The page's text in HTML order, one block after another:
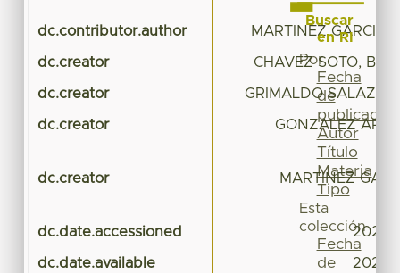
dc.contributor.author MARTINEZ GARCIA,
dc.creator CHAVEZ SOTO,
dc.creator GRIMALDO
dc.creator
GONZALEZ
dc.creator MARTINEZ
dc.date.accessioned 2022-
dc.date.available 2022-
Buscar
en RI
Por
Fecha
de
publicación
Autor
Título
Materia
Tipo
Esta
colección
Fecha
de